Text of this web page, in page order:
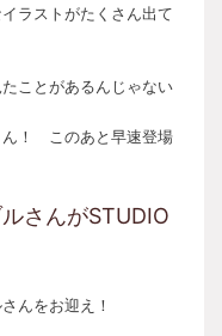
ラストがたくさん出て
ことがあるんじゃない
ん！ このあと早速登場
さんがSTUDIO
んをお迎え！